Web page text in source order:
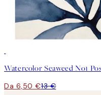
Watercolor Seaweed No1
Da 6,50 €13 €